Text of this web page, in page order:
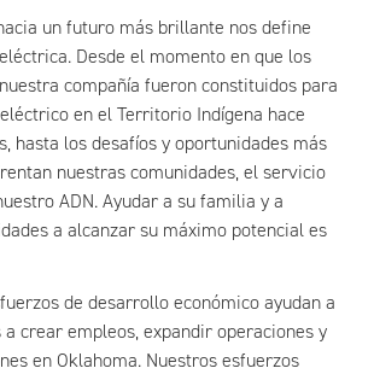
un futuro más brillante nos define
Desde el momento en que los
compañía fueron constituidos para
en el Territorio Indígena hace
hasta los desafíos y oportunidades más
nuestras comunidades, el servicio
ADN. Ayudar a su familia y a
a alcanzar su máximo potencial es
de desarrollo económico ayudan a
crear empleos, expandir operaciones y
en Oklahoma. Nuestros esfuerzos